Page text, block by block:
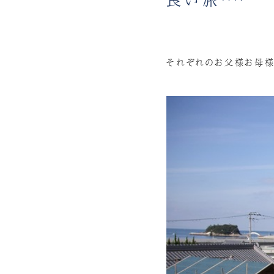
それぞれのお父様お母